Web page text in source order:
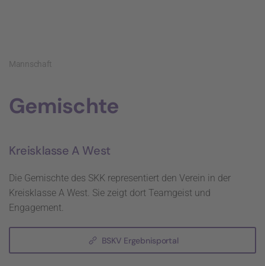
Mannschaft
Gemischte
Kreisklasse A West
Die Gemischte des SKK representiert den Verein in der
Kreisklasse A West. Sie zeigt dort Teamgeist und
Engagement.
BSKV Ergebnisportal